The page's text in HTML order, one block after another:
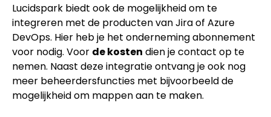
Lucidspark biedt ook de mogelijkheid om te
integreren met de producten van Jira of Azure
DevOps. Hier heb je het onderneming abonnement
voor nodig. Voor de kosten dien je contact op te
nemen. Naast deze integratie ontvang je ook nog
meer beheerdersfuncties met bijvoorbeeld de
mogelijkheid om mappen aan te maken.